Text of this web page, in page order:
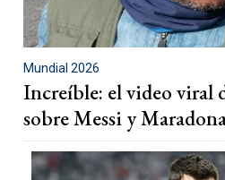
Mundial 2026
Increíble: el video viral
sobre Messi y